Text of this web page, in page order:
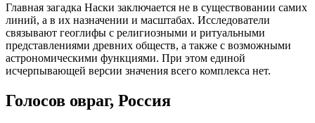
Главная загадка Наски заключается не в существовании самих
линий, а в их назначении и масштабах. Исследователи
связывают геоглифы с религиозными и ритуальными
представлениями древних обществ, а также с возможными
астрономическими функциями. При этом единой
исчерпывающей версии значения всего комплекса нет.
Голосов овраг, Россия